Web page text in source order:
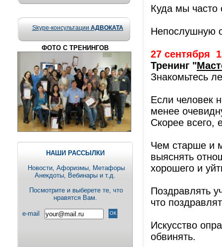
Skype-консультации АДВОКАТА
ФОТО С ТРЕНИНГОВ
НАШИ РАССЫЛКИ
Новости, Aфоризмы, Метафоры
Анекдоты, Вебинары и т.д.
Посмотрите и выберете те, что
нравятся Вам.
e-mail
Куда мы часто
Непослушную
27 сентября
Тренинг "
Знакомьтесь
Если человек
менее
Скорее всего,
Чем старше и
выяснять
хорошего и
Поздравлять
что
Искусство
обвинять.